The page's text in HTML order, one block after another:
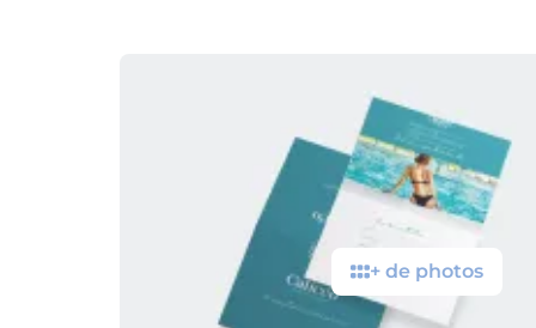
+ de photos